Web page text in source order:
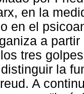
en la
en el
a
tres
la
A